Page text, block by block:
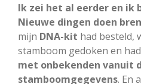
Ik zei het al eerder en ik
Nieuwe dingen doen
mijn DNA-kit had besteld,
stamboom gedoken en
met onbekenden vanuit
stamboomgegevens. En